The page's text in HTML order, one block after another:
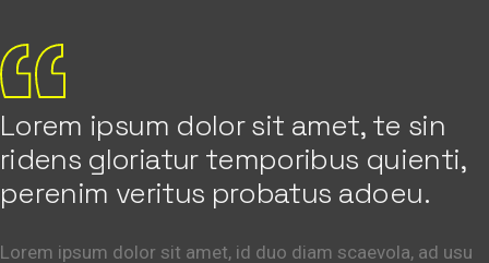
Lorem ipsum dolor sit amet, te sin
ridens gloriatur temporibus quienti,
perenim veritus probatus adoeu.
Lorem ipsum dolor sit amet, id duo diam scaevola, ad usu